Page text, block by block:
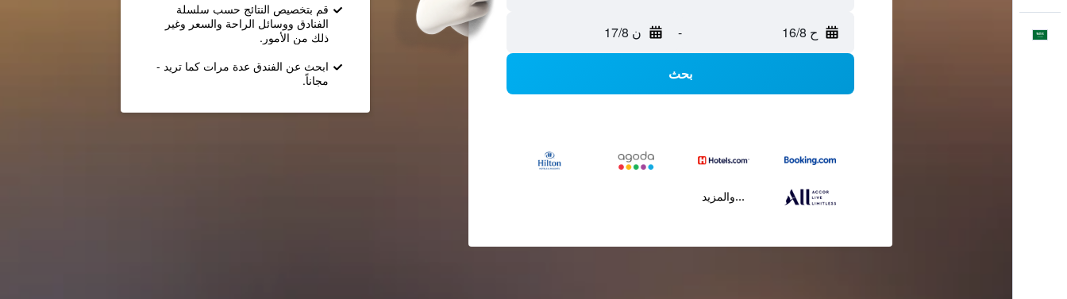
ح 16/8 - ن 17/8
بحث
...والمزيد
قم بتخصيص النتائج حسب سلسلة
الفنادق ووسائل الراحة والسعر وغير
ذلك من الأمور.
ابحث عن الفندق عدة مرات كما تريد -
مجاناً.